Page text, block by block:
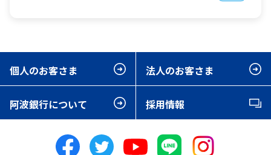
個人のお客さま 法人のお客さま
阿波銀行について 採用情報